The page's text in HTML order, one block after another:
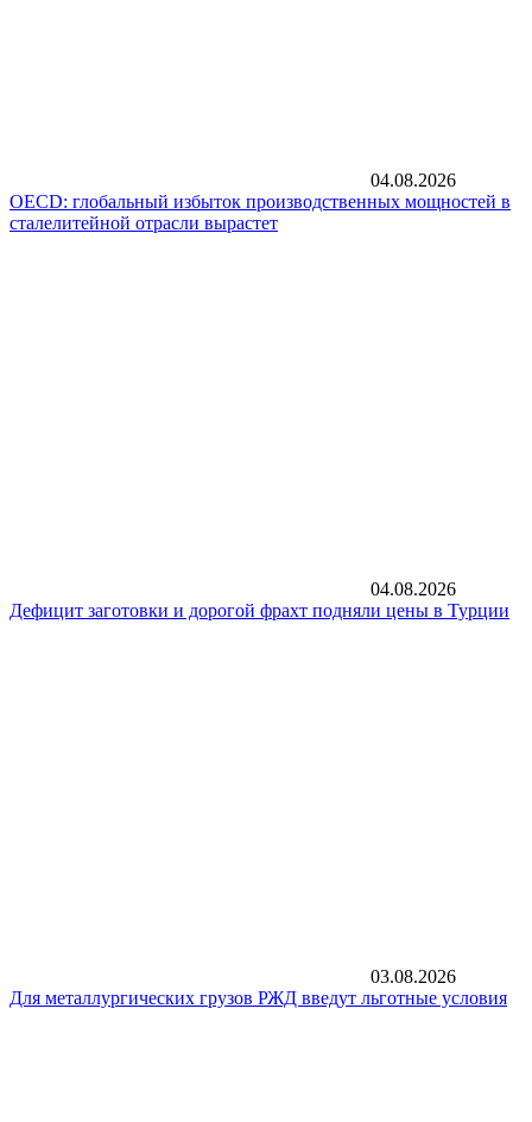
04.08.2026
OECD: глобальный избыток производственных мощностей в
сталелитейной отрасли вырастет
04.08.2026
Дефицит заготовки и дорогой фрахт подняли цены в Турции
03.08.2026
Для металлургических грузов РЖД введут льготные условия